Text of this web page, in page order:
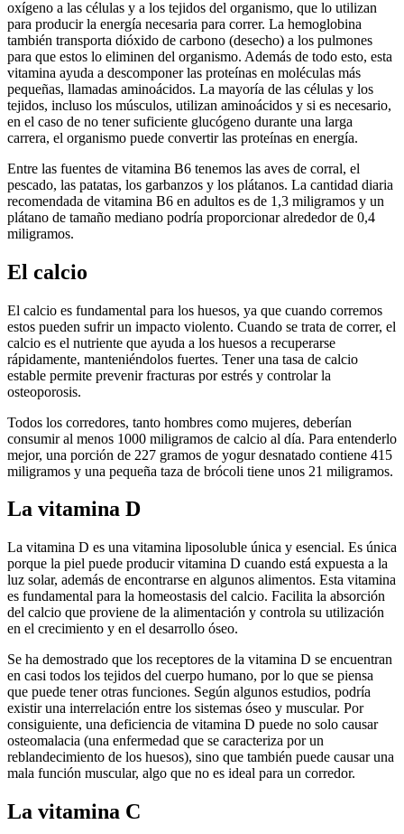
oxígeno a las células y a los tejidos del organismo, que lo utilizan
para producir la energía necesaria para correr. La hemoglobina
también transporta dióxido de carbono (desecho) a los pulmones
para que estos lo eliminen del organismo. Además de todo esto, esta
vitamina ayuda a descomponer las proteínas en moléculas más
pequeñas, llamadas aminoácidos. La mayoría de las células y los
tejidos, incluso los músculos, utilizan aminoácidos y si es necesario,
en el caso de no tener suficiente glucógeno durante una larga
carrera, el organismo puede convertir las proteínas en energía.
Entre las fuentes de vitamina B6 tenemos las aves de corral, el
pescado, las patatas, los garbanzos y los plátanos. La cantidad diaria
recomendada de vitamina B6 en adultos es de 1,3 miligramos y un
plátano de tamaño mediano podría proporcionar alrededor de 0,4
miligramos.
El calcio
El calcio es fundamental para los huesos, ya que cuando corremos
estos pueden sufrir un impacto violento. Cuando se trata de correr, el
calcio es el nutriente que ayuda a los huesos a recuperarse
rápidamente, manteniéndolos fuertes. Tener una tasa de calcio
estable permite prevenir fracturas por estrés y controlar la
osteoporosis.
Todos los corredores, tanto hombres como mujeres, deberían
consumir al menos 1000 miligramos de calcio al día. Para entenderlo
mejor, una porción de 227 gramos de yogur desnatado contiene 415
miligramos y una pequeña taza de brócoli tiene unos 21 miligramos.
La vitamina D
La vitamina D es una vitamina liposoluble única y esencial. Es única
porque la piel puede producir vitamina D cuando está expuesta a la
luz solar, además de encontrarse en algunos alimentos. Esta vitamina
es fundamental para la homeostasis del calcio. Facilita la absorción
del calcio que proviene de la alimentación y controla su utilización
en el crecimiento y en el desarrollo óseo.
Se ha demostrado que los receptores de la vitamina D se encuentran
en casi todos los tejidos del cuerpo humano, por lo que se piensa
que puede tener otras funciones. Según algunos estudios, podría
existir una interrelación entre los sistemas óseo y muscular. Por
consiguiente, una deficiencia de vitamina D puede no solo causar
osteomalacia (una enfermedad que se caracteriza por un
reblandecimiento de los huesos), sino que también puede causar una
mala función muscular, algo que no es ideal para un corredor.
La vitamina C